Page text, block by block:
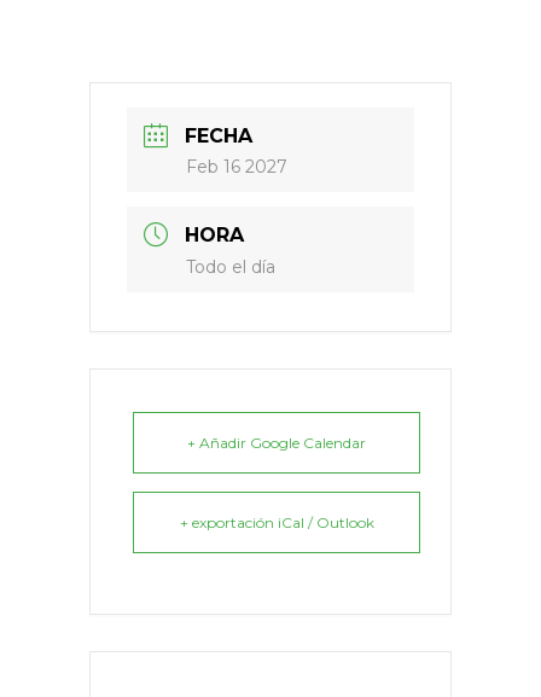
FECHA
Feb 16 2027
HORA
Todo el día
+ Añadir Google Calendar
+ exportación iCal / Outlook